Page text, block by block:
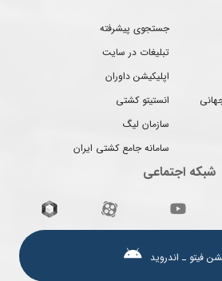
جستجوی پیشرفته
تبلیغات در سایت
اپلیکیشن داوران
انستیتو کشتی
سازمان لیگ
سامانه جامع کشتی ایران
شبکه اجتماعی
فیتو ـ اندروید